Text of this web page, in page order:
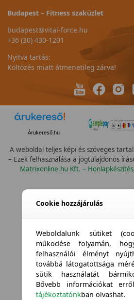
Budapest – Fitness szaküzlet
budapest@vital-force.hu
+36 (30) 430-1201
Nyitva tartás:
Költözés miatt átmenetileg zárva!
Árukereső.hu
A weboldal teljes képi és szöveges
– Ezek felhasználása a jogtulajdonos
Matrixonline.hu Kft. –
Cookie hozzájárulás
Weboldalunk sütiket
működése folyamán,
felhasználói élményt
továbbá látogatottsága
sütik használatát
Bővebb információkat
tájékoztatónkban olvashat.